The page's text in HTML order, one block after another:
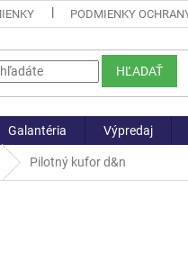
PODMIENKY
HĽADAŤ
Galantéria Výpredaj
Pilotný kufor d&n